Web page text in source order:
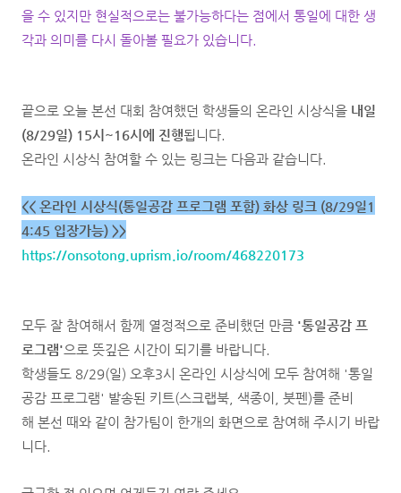
을 수 있지만 현실적으로는 불가능하다는 점에서 통일에 대한 생
각과 의미를 다시 돌아볼 필요가 있습니다.
끝으로 오늘 본선 대회 참여했던 학생들의 온라인 시상식을 내일
(8/29일) 15시~16시에 진행됩니다.
온라인 시상식 참여할 수 있는 링크는 다음과 같습니다.
<< 온라인 시상식(통일공감 프로그램 포함) 화상 링크 (8/29일1
4:45 입장가능) >>
https://onsotong.uprism.io/room/468220173
모두 잘 참여해서 함께 열정적으로 준비했던 만큼 '통일공감 프
로그램'으로 뜻깊은 시간이 되기를 바랍니다.
학생들도 8/29(일) 오후3시 온라인 시상식에 모두 참여해 '통일
공감 프로그램' 발송된 키트(스크랩북, 색종이, 붓펜)를 준비
해 본선 때와 같이 참가팀이 한개의 화면으로 참여해 주시기 바랍
니다.